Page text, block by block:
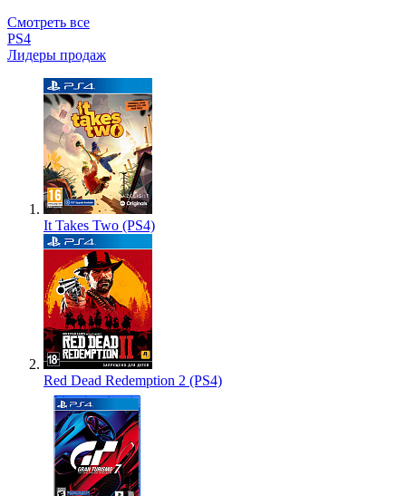
Смотреть все
PS4
Лидеры продаж
It Takes Two (PS4)
Red Dead Redemption 2 (PS4)